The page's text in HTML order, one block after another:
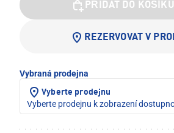
PŘIDAT DO KOŠÍKU
REZERVOVAT V
Vybraná prodejna
Vyberte prodejnu
Vyberte prodejnu k zobrazení